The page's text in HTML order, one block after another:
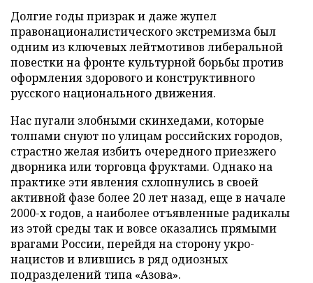
Долгие годы призрак и даже жупел
правонационалистического экстремизма был
одним из ключевых лейтмотивов либеральной
повестки на фронте культурной борьбы против
оформления здорового и конструктивного
русского национального движения.
Нас пугали злобными скинхедами, которые
толпами снуют по улицам российских городов,
страстно желая избить очередного приезжего
дворника или торговца фруктами. Однако на
практике эти явления схлопнулись в своей
активной фазе более 20 лет назад, еще в начале
2000-х годов, а наиболее отъявленные радикалы
из этой среды так и вовсе оказались прямыми
врагами России, перейдя на сторону укро-
нацистов и влившись в ряд одиозных
подразделений типа «Азова».